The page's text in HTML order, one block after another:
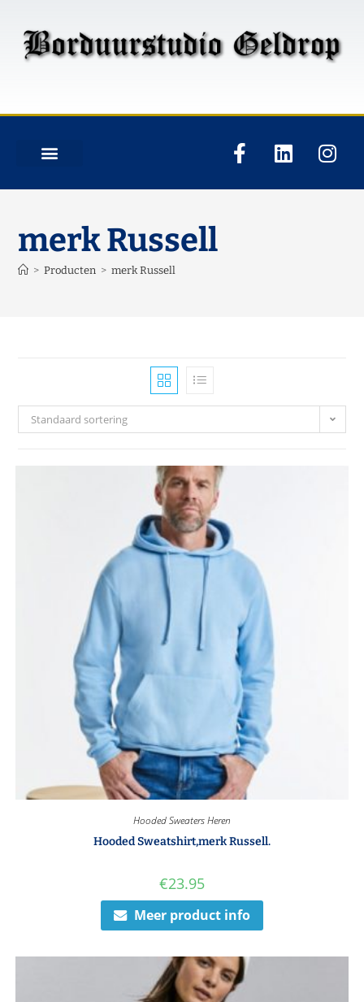
merk Russell
> Producten > merk Russell
Standaard sortering
Hooded Sweaters Heren
Hooded Sweatshirt,merk Russell.
€23.95
Meer product info